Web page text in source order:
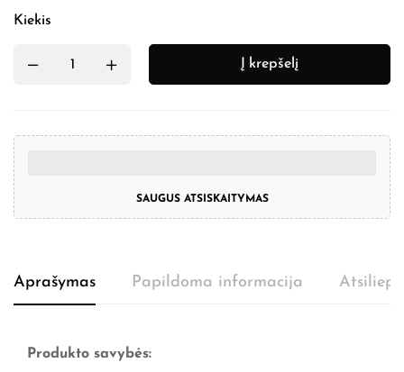
Kiekis
Į krepšelį
SAUGUS ATSISKAITYMAS
Aprašymas Papildoma informacija
Produkto savybės: